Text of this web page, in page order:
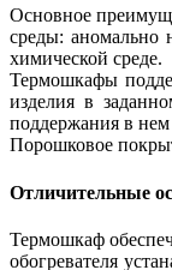
Основное
среды: аномально
химической среде.
Термошкафы
изделия в
поддержания в
Порошковое
Отличительные
Термошкаф
обогревателя